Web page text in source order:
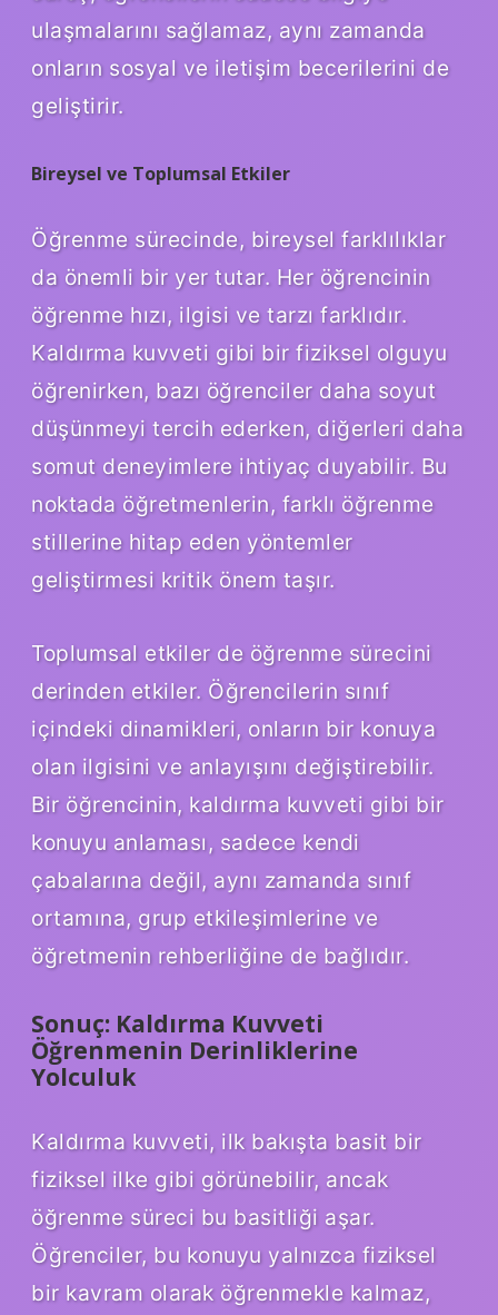
ulaşmalarını sağlamaz, aynı zamanda
onların sosyal ve iletişim becerilerini de
geliştirir.
Bireysel ve Toplumsal Etkiler
Öğrenme sürecinde, bireysel farklılıklar
da önemli bir yer tutar. Her öğrencinin
öğrenme hızı, ilgisi ve tarzı farklıdır.
Kaldırma kuvveti gibi bir fiziksel olguyu
öğrenirken, bazı öğrenciler daha soyut
düşünmeyi tercih ederken, diğerleri daha
somut deneyimlere ihtiyaç duyabilir. Bu
noktada öğretmenlerin, farklı öğrenme
stillerine hitap eden yöntemler
geliştirmesi kritik önem taşır.
Toplumsal etkiler de öğrenme sürecini
derinden etkiler. Öğrencilerin sınıf
içindeki dinamikleri, onların bir konuya
olan ilgisini ve anlayışını değiştirebilir.
Bir öğrencinin, kaldırma kuvveti gibi bir
konuyu anlaması, sadece kendi
çabalarına değil, aynı zamanda sınıf
ortamına, grup etkileşimlerine ve
öğretmenin rehberliğine de bağlıdır.
Sonuç: Kaldırma Kuvveti
Öğrenmenin Derinliklerine
Yolculuk
Kaldırma kuvveti, ilk bakışta basit bir
fiziksel ilke gibi görünebilir, ancak
öğrenme süreci bu basitliği aşar.
Öğrenciler, bu konuyu yalnızca fiziksel
bir kavram olarak öğrenmekle kalmaz,